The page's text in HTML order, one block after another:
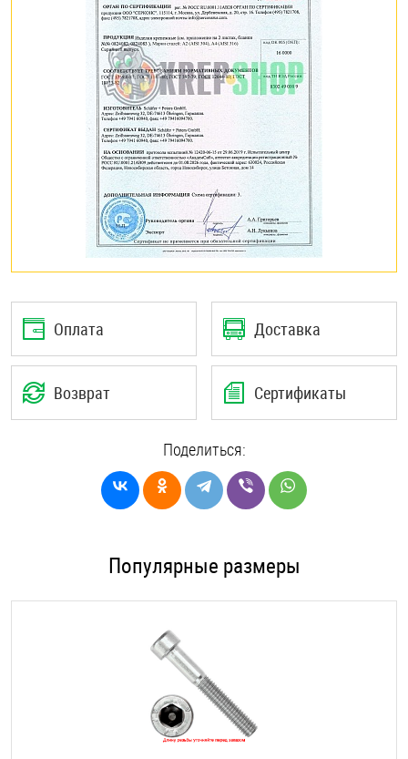
Оплата Доставка
Возврат Сертификаты
Поделиться:
Популярные размеры